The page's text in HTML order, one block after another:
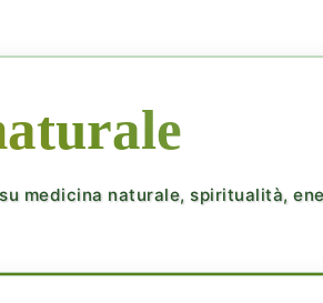
medicina naturale, spiritualità,